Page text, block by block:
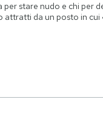
per stare nudo e chi per
attratti da un posto in cui